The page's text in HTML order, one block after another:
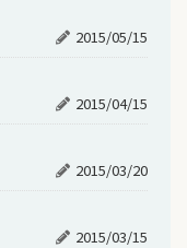
2015/05/15
2015/04/15
2015/03/20
2015/03/15